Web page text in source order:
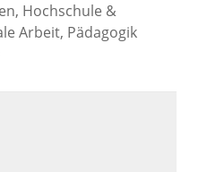
Hochschule &
Arbeit, Pädagogik